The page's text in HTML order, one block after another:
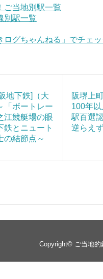
地下鉄]（大
「ボートレー
江競艇場の眼
鉄とニュート
の結節点～
阪堺上
100年
駅百選
逆らえ
Copyright© ご当地